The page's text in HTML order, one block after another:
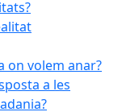
on volem anar?
a les